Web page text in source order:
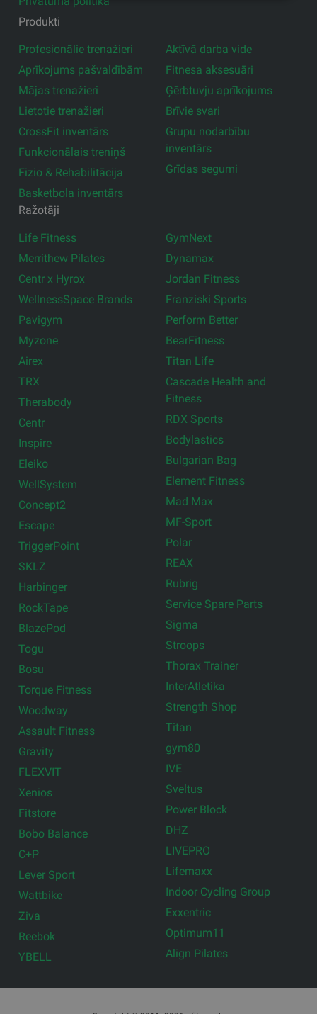
Produkti
Profesionālie trenažieri
Aprīkojums pašvaldībām
Mājas trenažieri
Lietotie trenažieri
CrossFit inventārs
Funkcionālais treniņš
Fizio & Rehabilitācija
Basketbola inventārs
Aktīvā darba vide
Fitnesa aksesuāri
Ģērbtuvju aprīkojums
Brīvie svari
Grupu nodarbību
inventārs
Grīdas segumi
Ražotāji
Life Fitness
Merrithew Pilates
Centr x Hyrox
WellnessSpace Brands
Pavigym
Myzone
Airex
TRX
Therabody
Centr
Inspire
Eleiko
WellSystem
Concept2
Escape
TriggerPoint
SKLZ
Harbinger
RockTape
BlazePod
Togu
Bosu
Torque Fitness
Woodway
Assault Fitness
Gravity
FLEXVIT
Xenios
Fitstore
Bobo Balance
C+P
Lever Sport
Wattbike
Ziva
Reebok
YBELL
GymNext
Dynamax
Jordan Fitness
Franziski Sports
Perform Better
BearFitness
Titan Life
Cascade Health and
Fitness
RDX Sports
Bodylastics
Bulgarian Bag
Element Fitness
Mad Max
MF-Sport
Polar
REAX
Rubrig
Service Spare Parts
Sigma
Stroops
Thorax Trainer
InterAtletika
Strength Shop
Titan
gym80
IVE
Sveltus
Power Block
DHZ
LIVEPRO
Lifemaxx
Indoor Cycling Group
Exxentric
Optimum11
Align Pilates